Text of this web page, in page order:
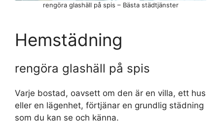
rengöra glashäll på spis – Bästa städtjänster
Hemstädning
rengöra glashäll på spis
Varje bostad, oavsett om den är en villa, ett hus
eller en lägenhet, förtjänar en grundlig städning
som du kan se och känna.